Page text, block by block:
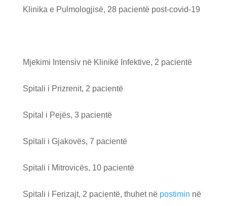
Klinika e Pulmologjisë, 28 pacientë post-covid-19
Mjekimi Intensiv në Klinikë Infektive, 2 pacientë
Spitali i Prizrenit, 2 pacientë
Spital i Pejës, 3 pacientë
Spitali i Gjakovës, 7 pacientë
Spitali i Mitrovicës, 10 pacientë
Spitali i Ferizajt, 2 pacientë, thuhet në postimin në